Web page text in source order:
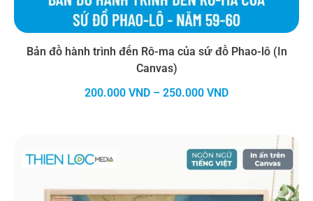
Bản đồ hành trình đến Rô-ma của sứ đồ Phao-lô (In
Canvas)
200.000 VND – 250.000 VNDKhoảng
200.000 VND
đến
250.000 VND